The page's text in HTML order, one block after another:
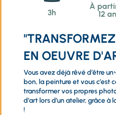
3h
À
12
EN OEUVRE
Vous avez déjà rêvé d’être
bon, la peinture et vous c’est
transformer vos propres
d’art lors d’un atelier, grâce
!